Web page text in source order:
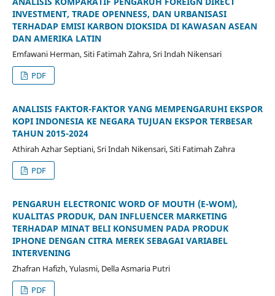
INVESTMENT, TRADE OPENNESS, DAN URBANISASI
TERHADAP EMISI KARBON DIOKSIDA DI KAWASAN ASEAN
DAN AMERIKA LATIN
Emfawani Herman, Siti Fatimah Zahra, Sri Indah Nikensari
PDF
ANALISIS FAKTOR-FAKTOR YANG MEMPENGARUHI EKSPOR
KOPI INDONESIA KE NEGARA TUJUAN EKSPOR TERBESAR
TAHUN 2015-2024
Athirah Azhar Septiani, Sri Indah Nikensari, Siti Fatimah Zahra
PDF
PENGARUH ELECTRONIC WORD OF MOUTH (E-WOM),
KUALITAS PRODUK, DAN INFLUENCER MARKETING
TERHADAP MINAT BELI KONSUMEN PADA PRODUK
IPHONE DENGAN CITRA MEREK SEBAGAI VARIABEL
INTERVENING
Zhafran Hafizh, Yulasmi, Della Asmaria Putri
PDF